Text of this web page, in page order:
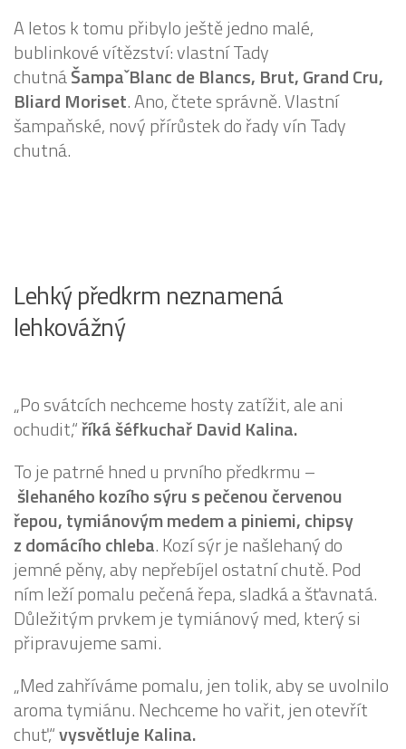
A letos k tomu přibylo ještě jedno malé,
bublinkové vítězství: vlastní Tady
chutnáŠampaˇBlanc de Blancs, Brut, Grand Cru,
Bliard Moriset. Ano, čtete správně. Vlastní
šampaňské, nový přírůstek do řady vín Tady
chutná.
Lehký předkrm neznamená
lehkovážný
„Po svátcích nechceme hosty zatížit, ale ani
ochudit,“říká šéfkuchař David Kalina.
To je patrné hned u prvního předkrmu –
šlehaného kozího sýru s pečenou červenou
řepou, tymiánovým medem a piniemi, chipsy
z domácího chleba. Kozí sýr je našlehaný do
jemné pěny, aby nepřebíjel ostatní chutě. Pod
ním leží pomalu pečená řepa, sladká a šťavnatá.
Důležitým prvkem je tymiánový med, který si
připravujeme sami.
„Med zahříváme pomalu, jen tolik, aby se uvolnilo
aroma tymiánu. Nechceme ho vařit, jen otevřít
chuť,“vysvětluje Kalina.